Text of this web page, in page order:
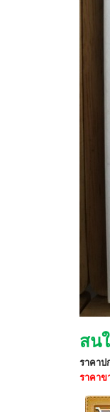
สน
ราคาป
ราคาข